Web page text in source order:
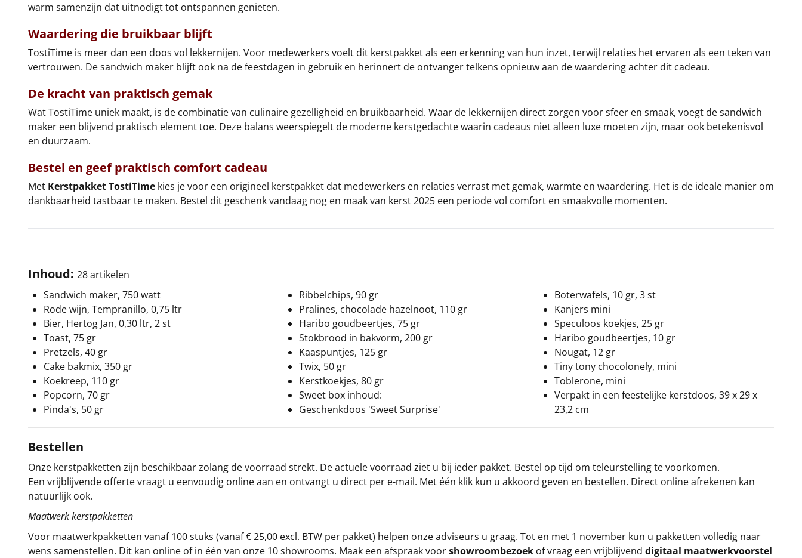
warm samenzijn dat uitnodigt tot ontspannen genieten.
Waardering die bruikbaar blijft
TostiTime is meer dan een doos vol lekkernijen. Voor medewerkers voelt dit kerstpakket als een erkenning van hun inzet, terwijl relaties het ervaren als een teken van
vertrouwen. De sandwich maker blijft ook na de feestdagen in gebruik en herinnert de ontvanger telkens opnieuw aan de waardering achter dit cadeau.
De kracht van praktisch gemak
Wat TostiTime uniek maakt, is de combinatie van culinaire gezelligheid en bruikbaarheid. Waar de lekkernijen direct zorgen voor sfeer en smaak, voegt de sandwich
maker een blijvend praktisch element toe. Deze balans weerspiegelt de moderne kerstgedachte waarin cadeaus niet alleen luxe moeten zijn, maar ook betekenisvol
en duurzaam.
Bestel en geef praktisch comfort cadeau
Met Kerstpakket TostiTime kies je voor een origineel kerstpakket dat medewerkers en relaties verrast met gemak, warmte en waardering. Het is de ideale manier om
dankbaarheid tastbaar te maken. Bestel dit geschenk vandaag nog en maak van kerst 2025 een periode vol comfort en smaakvolle momenten.
Inhoud: 28 artikelen
Sandwich maker, 750 watt
Rode wijn, Tempranillo, 0,75 ltr
Bier, Hertog Jan, 0,30 ltr, 2 st
Toast, 75 gr
Pretzels, 40 gr
Cake bakmix, 350 gr
Koekreep, 110 gr
Popcorn, 70 gr
Pinda's, 50 gr
Ribbelchips, 90 gr
Pralines, chocolade hazelnoot, 110 gr
Haribo goudbeertjes, 75 gr
Stokbrood in bakvorm, 200 gr
Kaaspuntjes, 125 gr
Twix, 50 gr
Kerstkoekjes, 80 gr
Sweet box inhoud:
Geschenkdoos 'Sweet Surprise'
Boterwafels, 10 gr, 3 st
Kanjers mini
Speculoos koekjes, 25 gr
Haribo goudbeertjes, 10 gr
Nougat, 12 gr
Tiny tony chocolonely, mini
Toblerone, mini
Verpakt in een feestelijke kerstdoos, 39 x 29 x
23,2 cm
Bestellen
Onze kerstpakketten zijn beschikbaar zolang de voorraad strekt. De actuele voorraad ziet u bij ieder pakket. Bestel op tijd om teleurstelling te voorkomen.
Een vrijblijvende offerte vraagt u eenvoudig online aan en ontvangt u direct per e-mail. Met één klik kun u akkoord geven en bestellen. Direct online afrekenen kan
natuurlijk ook.
Maatwerk kerstpakketten
Voor maatwerkpakketten vanaf 100 stuks (vanaf € 25,00 excl. BTW per pakket) helpen onze adviseurs u graag. Tot en met 1 november kun u pakketten volledig naar
wens samenstellen. Dit kan online of in één van onze 10 showrooms. Maak een afspraak voorshowroombezoek of vraag een vrijblijvend digitaal maatwerkvoorstel